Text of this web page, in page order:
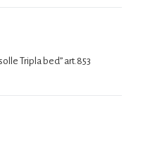
Tripla bed” art.853